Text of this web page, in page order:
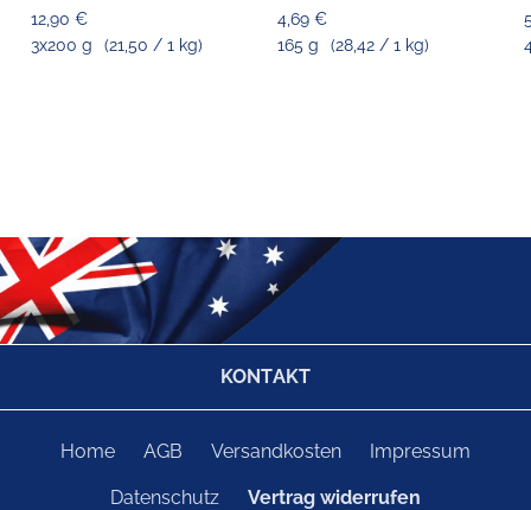
12,90 €
3x200 g
(21,50 / 1 kg)
4,69 €
165 g
(28,42 / 1 kg)
KONTAKT
Home AGB Versandkosten Impressum
Datenschutz Vertrag widerrufen